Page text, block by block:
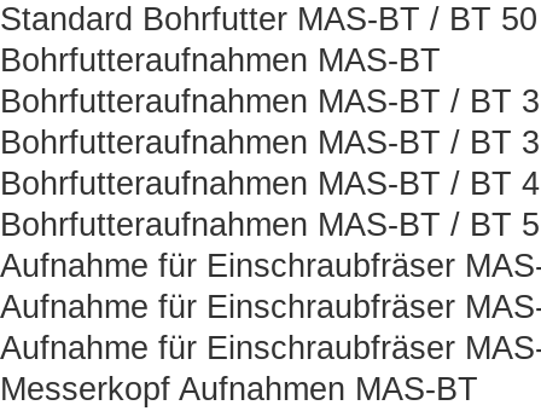
Standard Bohrfutter MAS-BT / BT 50
Bohrfutteraufnahmen MAS-BT
Bohrfutteraufnahmen MAS-BT / BT
Bohrfutteraufnahmen MAS-BT / BT
Bohrfutteraufnahmen MAS-BT / BT
Bohrfutteraufnahmen MAS-BT / BT
Aufnahme für Einschraubfräser
Aufnahme für Einschraubfräser
Aufnahme für Einschraubfräser
Messerkopf Aufnahmen MAS-BT